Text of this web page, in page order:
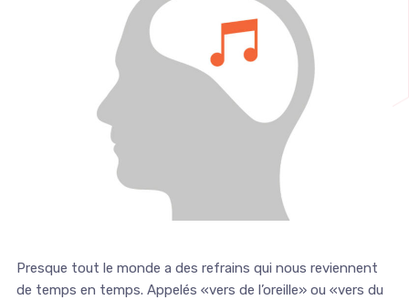
Presque tout le monde a des refrains qui nous reviennent
de temps en temps. Appelés «vers de l’oreille» ou «vers du